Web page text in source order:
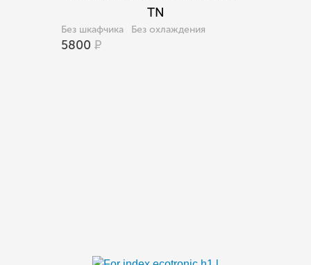
TN
Без шкафчика Без охлаждения
5800 Р